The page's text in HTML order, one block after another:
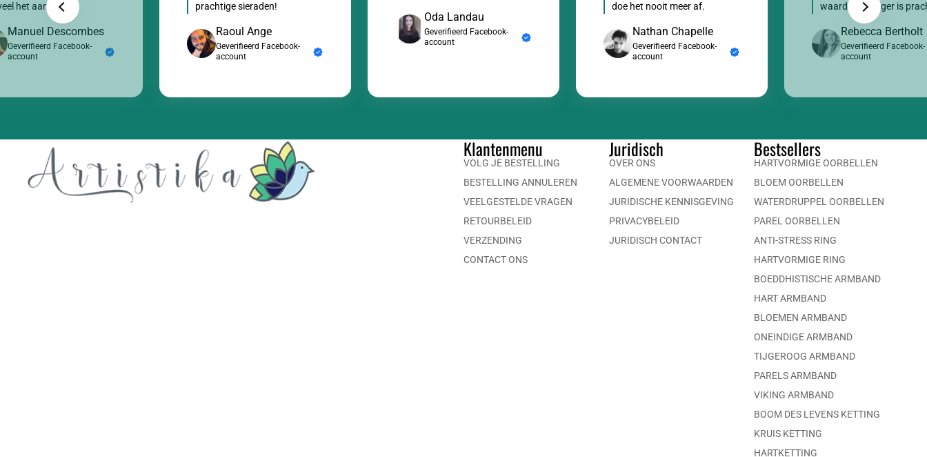
het aan!
Manuel Descombes
Geverifieerd Facebook-
account
prachtige sieraden!
Raoul Ange
Geverifieerd Facebook-
account
Oda Landau
Geverifieerd Facebook-
account
doe het nooit meer af.
Nathan Chapelle
Geverifieerd Facebook-
account
waard, de hanger is
Rebecca Bertholt
Geverifieerd Facebook-
account
Klantenmenu
VOLG JE BESTELLING
BESTELLING ANNULEREN
VEELGESTELDE VRAGEN
RETOURBELEID
VERZENDING
CONTACT ONS
Juridisch
OVER ONS
ALGEMENE VOORWAARDEN
JURIDISCHE KENNISGEVING
PRIVACYBELEID
JURIDISCH CONTACT
Bestsellers
HARTVORMIGE OORBELLEN
BLOEM OORBELLEN
WATERDRUPPEL OORBELLEN
PAREL OORBELLEN
ANTI-STRESS RING
HARTVORMIGE RING
BOEDDHISTISCHE ARMBAND
HART ARMBAND
BLOEMEN ARMBAND
ONEINDIGE ARMBAND
TIJGEROOG ARMBAND
PARELS ARMBAND
VIKING ARMBAND
BOOM DES LEVENS KETTING
KRUIS KETTING
HARTKETTING